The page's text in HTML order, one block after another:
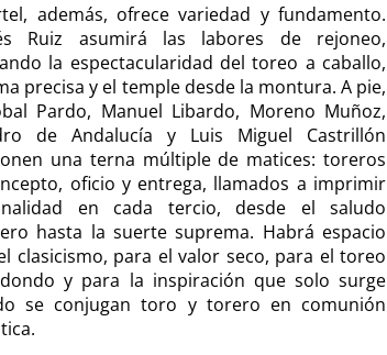
además, ofrece variedad y fundamento.
Ruiz asumirá las labores de rejoneo,
la espectacularidad del toreo a caballo,
precisa y el temple desde la montura. A pie,
Pardo, Manuel Libardo, Moreno Muñoz,
de Andalucía y Luis Miguel Castrillón
una terna múltiple de matices: toreros
oficio y entrega, llamados a imprimir
en cada tercio, desde el saludo
hasta la suerte suprema. Habrá espacio
clasicismo, para el valor seco, para el toreo
y para la inspiración que solo surge
se conjugan toro y torero en comunión